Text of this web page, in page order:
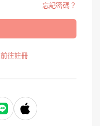
忘記密碼？
前往註冊